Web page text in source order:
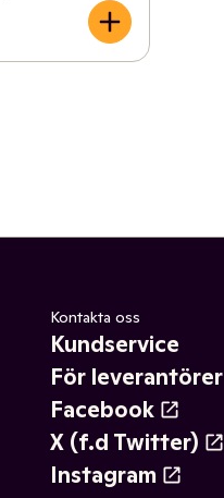
Kontakta oss
Kundservice
För leverantörer
Facebook
X (f.d Twitter)
Instagram